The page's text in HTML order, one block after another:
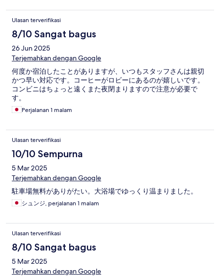
Ulasan terverifikasi
8/10 Sangat bagus
26 Jun 2025
Terjemahkan dengan Google
何度か宿泊したことがありますが、いつもスタッフさんは親切
かつ早い対応です。コーヒーがロビーにあるのが嬉しいです。
コンビニはちょっと遠くまた夜閉まりますので注意が必要で
す。
Perjalanan 1 malam
Ulasan terverifikasi
10/10 Sempurna
5 Mar 2025
Terjemahkan dengan Google
駐車場無料がありがたい。大浴場でゆっくり温まりました。
シュンジ, perjalanan 1 malam
Ulasan terverifikasi
8/10 Sangat bagus
5 Mar 2025
Terjemahkan dengan Google